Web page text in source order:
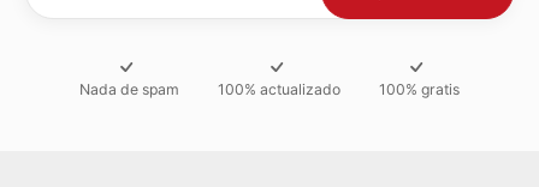
Nada de spam 100% actualizado 100% gratis